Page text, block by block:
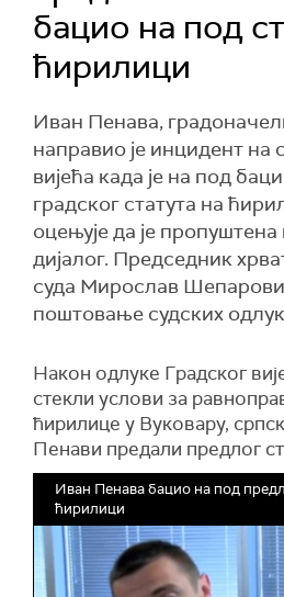
бацио на под
ћирилици
Иван Пенава,
направио је инцидент на
вијећа када је на под
градског статута на
оцењује да је
дијалог. Председник
суда Мирослав
поштовање судских
Након одлуке Градског
стекли услови за
ћирилице у Вуковару,
Пенави предали предлог
Иван Пенава бацио на под
ћирилици